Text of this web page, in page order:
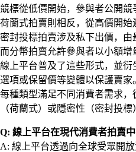
競標從低價開始，參與者公開競
荷蘭式拍賣則相反，從高價開始
密封投標拍賣涉及私下出價，由
而分幣拍賣允許參與者以小額增
線上平台普及了這些形式，並衍
選項或保留價等變體以保護賣家
每種類型滿足不同消費者需求
（荷蘭式）或隱密性（密封投標
Q: 線上平台在現代消費者拍賣中
A: 線上平台透過向全球受眾開放